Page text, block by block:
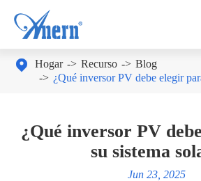
 Hogar Recurso
Blog
¿Qué inversor PV debe elegir
¿Qué inversor PV
su sistema
Jun 23, 2025